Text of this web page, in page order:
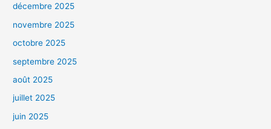
décembre 2025
novembre 2025
octobre 2025
septembre 2025
août 2025
juillet 2025
juin 2025